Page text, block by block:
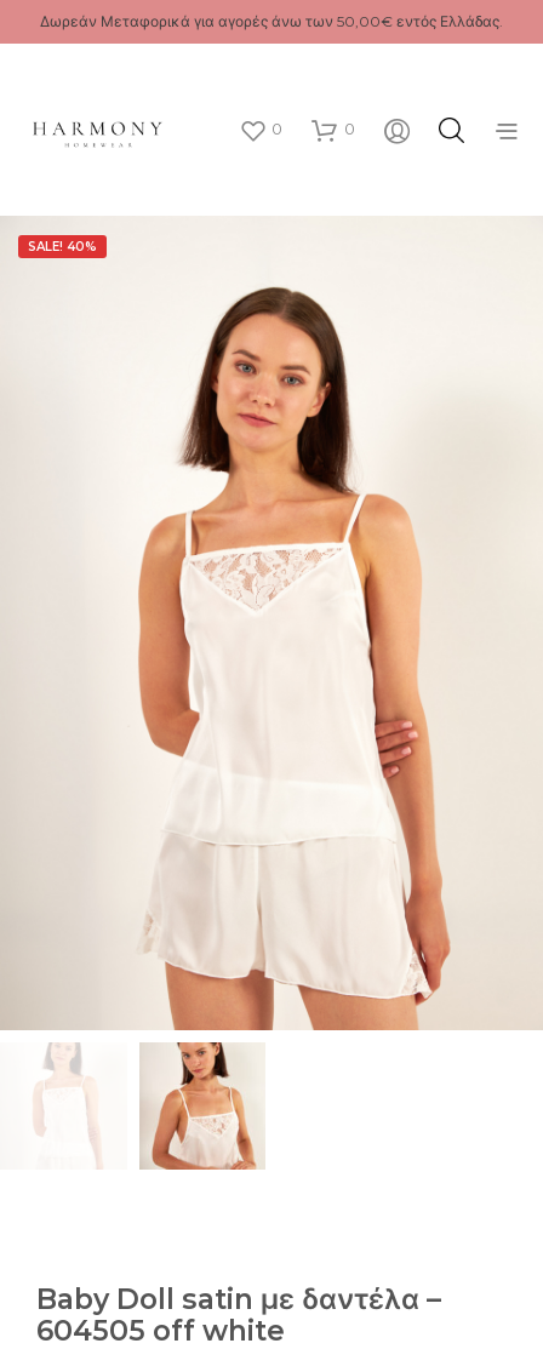
Δωρεάν Μεταφορικά για αγορές άνω των 50,00€ εντός Ελλάδας.
0 0
SALE! 40%
Baby Doll satin με δαντέλα –
604505 off white